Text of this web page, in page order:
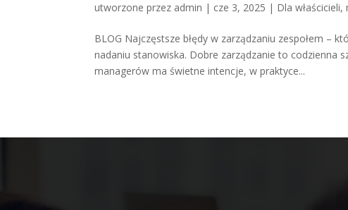
utworzone przez admin | cze 3, 2025 | Dla
BLOG Najczęstsze błędy w zarządzaniu zespołem –
nadaniu stanowiska. Dobre zarządzanie to
managerów ma świetne intencje, w praktyce...